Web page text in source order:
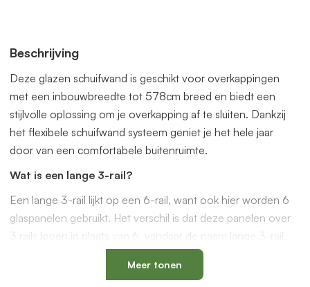
Beschrijving
Deze glazen schuifwand is geschikt voor overkappingen
met een inbouwbreedte tot 578cm breed en biedt een
stijlvolle oplossing om je overkapping af te sluiten. Dankzij
het flexibele schuifwand systeem geniet je het hele jaar
door van een comfortabele buitenruimte.
Wat is een lange 3-rail?
Een lange 3-rail lijkt op een 6-rail, want ook hier worden 6
glaspanelen gebruikt. Het verschil is dat deze panelen over
3 rails lopen in plaats van 6, vandaar de naam lange 3-rail.
Kies deze uitvoering wanneer je minder brede rails wilt, of
wanneer een 6-rail niet goed past op je ondergrond. Ook is
Meer tonen